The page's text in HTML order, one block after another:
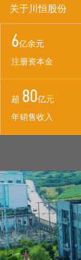
关于川恒股份
6亿余元
注册资本金
超 80亿元
年销售收入